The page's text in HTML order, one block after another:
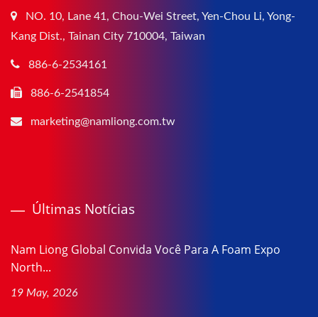
NO. 10, Lane 41, Chou-Wei Street, Yen-Chou Li, Yong-
Kang Dist., Tainan City 710004, Taiwan
886-6-2534161
886-6-2541854
marketing@namliong.com.tw
Últimas Notícias
Nam Liong Global Convida Você Para A Foam Expo
North...
19 May, 2026